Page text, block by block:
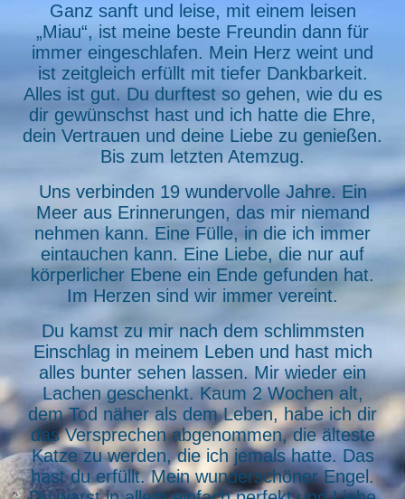
Ganz sanft und leise, mit einem leisen
„Miau“, ist meine beste Freundin dann für
immer eingeschlafen. Mein Herz weint und
ist zeitgleich erfüllt mit tiefer Dankbarkeit.
Alles ist gut. Du durftest so gehen, wie du es
dir gewünschst hast und ich hatte die Ehre,
dein Vertrauen und deine Liebe zu genießen.
Bis zum letzten Atemzug.
Uns verbinden 19 wundervolle Jahre. Ein
Meer aus Erinnerungen, das mir niemand
nehmen kann. Eine Fülle, in die ich immer
eintauchen kann. Eine Liebe, die nur auf
körperlicher Ebene ein Ende gefunden hat.
Im Herzen sind wir immer vereint.
Du kamst zu mir nach dem schlimmsten
Einschlag in meinem Leben und hast mich
alles bunter sehen lassen. Mir wieder ein
Lachen geschenkt. Kaum 2 Wochen alt,
dem Tod näher als dem Leben, habe ich dir
das Versprechen abgenommen, die älteste
Katze zu werden, die ich jemals hatte. Das
hast du erfüllt. Mein wunderschöner Engel.